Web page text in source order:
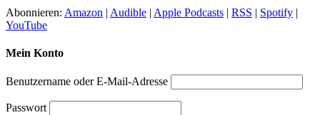
Abonnieren: Amazon | Audible | Apple Podcasts | RSS | Spotify |
YouTube
Mein Konto
Benutzername oder E-Mail-Adresse
Passwort